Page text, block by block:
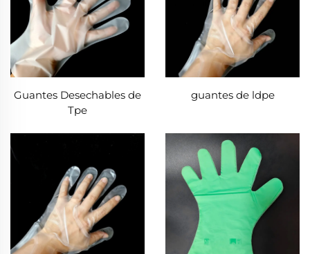
Guantes Desechables de
Tpe
guantes de ldpe